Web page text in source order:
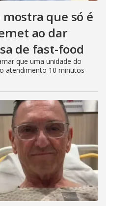
que só é
ao dar
de fast-food
que uma unidade do
atendimento 10 minutos